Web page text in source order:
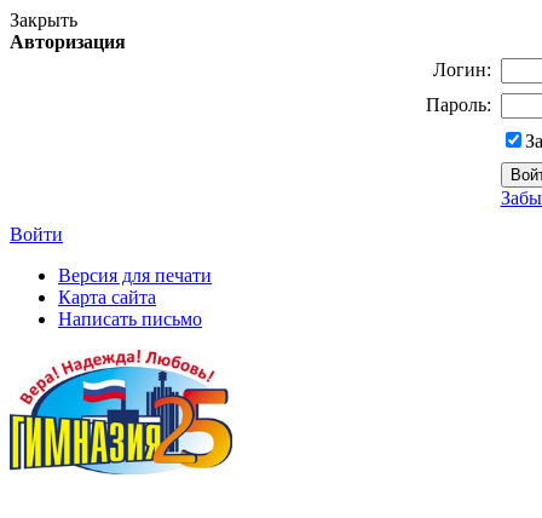
Закрыть
Авторизация
Логин:
Пароль:
Войти
Версия для печати
Карта сайта
Написать письмо